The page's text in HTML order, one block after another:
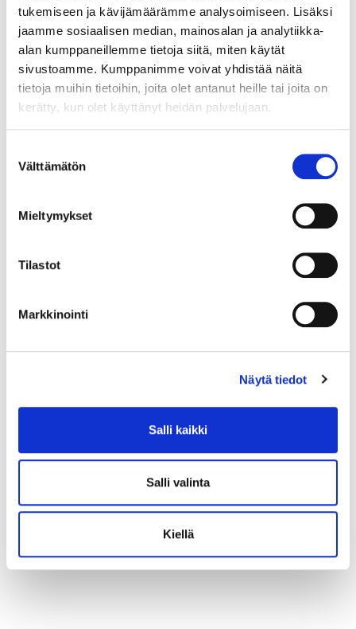
tukemiseen ja kävijämäärämme analysoimiseen. Lisäksi
jaamme sosiaalisen median, mainosalan ja analytiikka-
alan kumppaneillemme tietoja siitä, miten käytät
sivustoamme. Kumppanimme voivat yhdistää näitä
tietoja muihin tietoihin, joita olet antanut heille tai joita on
kerätty, kun olet käyttänyt heidän palvelujaan.
valinta
Välttämätön
Mieltymykset
Tilastot
Markkinointi
Näytä tiedot
Salli kaikki
Salli valinta
Kiellä